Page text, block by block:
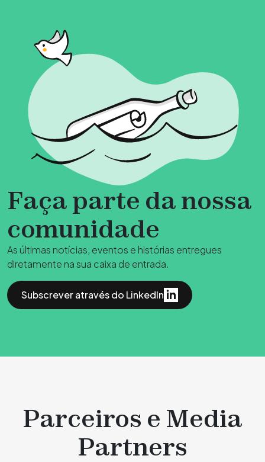
Faça parte da nossa
comunidade
As últimas notícias, eventos e histórias entregues
diretamente na sua caixa de entrada.
Subscrever através do LinkedIn
Parceiros e Media
Partners